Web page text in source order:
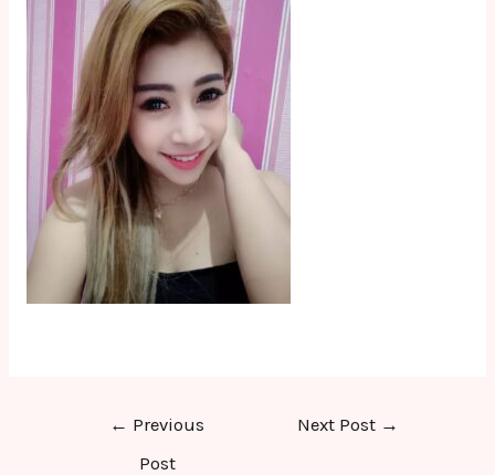
← Previous
Post
Next Post →